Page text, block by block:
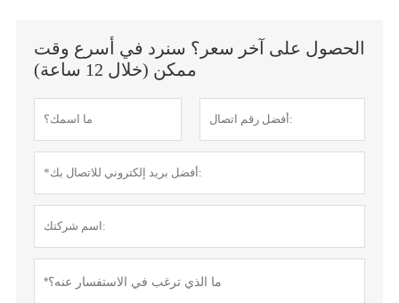
الحصول على آخر سعر؟ سنرد في أسرع وقت
ممكن (خلال 12 ساعة)